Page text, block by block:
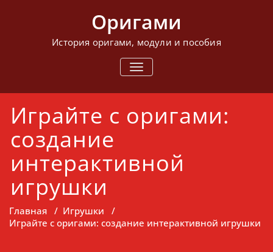
Оригами
История оригами, модули и пособия
ПОКАЗАТЬ/
СКРЫТЬ
Играйте с оригами:
создание
интерактивной
игрушки
Главная / Игрушки /
Играйте с оригами: создание интерактивной игрушки